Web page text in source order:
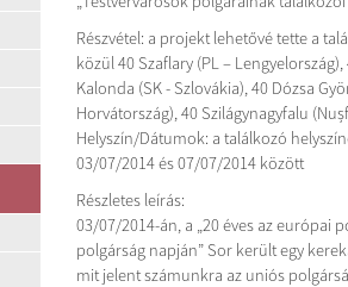
Részvétel: a projekt lehetővé tette a
közül 40 Szaflary (PL – Lengyelország),
Kalonda (SK - Szlovákia), 40 Dózsa
Horvátország), 40 Szilágynagyfalu
Helyszín/Dátumok: a találkozó
03/07/2014 és 07/07/2014 között
Részletes leírás:
03/07/2014-án, a „20 éves az európai
polgárság napján” Sor került egy
mit jelent számunkra az uniós